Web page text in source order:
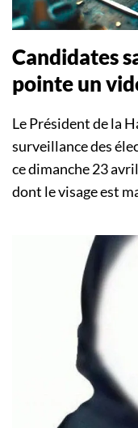
Candidates
pointe un
Le Président de la
surveillance des
ce dimanche 23
dont le visage est